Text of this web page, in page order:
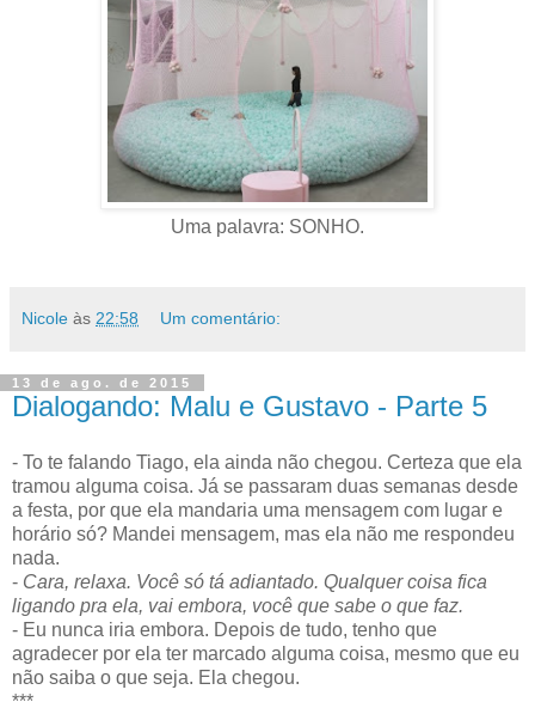
Uma palavra: SONHO.
Nicole às 22:58 Um comentário:
13 de ago. de 2015
Dialogando: Malu e Gustavo - Parte 5
- To te falando Tiago, ela ainda não chegou. Certeza que ela
tramou alguma coisa. Já se passaram duas semanas desde
a festa, por que ela mandaria uma mensagem com lugar e
horário só? Mandei mensagem, mas ela não me respondeu
nada.
- Cara, relaxa. Você só tá adiantado. Qualquer coisa fica
ligando pra ela, vai embora, você que sabe o que faz.
- Eu nunca iria embora. Depois de tudo, tenho que
agradecer por ela ter marcado alguma coisa, mesmo que eu
não saiba o que seja. Ela chegou.
***